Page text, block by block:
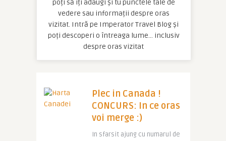
poți să îți adaugi și tu punctele tale de
vedere sau informații despre oras
vizitat. Intră pe Imperator Travel Blog și
poți descoperi o întreaga lume… inclusiv
despre oras vizitat
Plec in Canada !
CONCURS: In ce oras
voi merge :)
In sfarsit ajung cu numarul de